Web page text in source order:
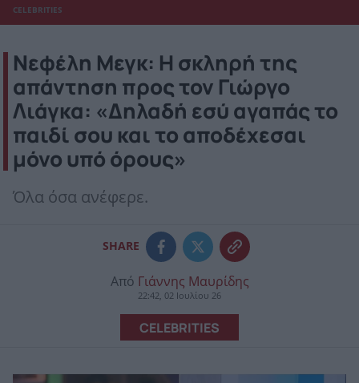
CELEBRITIES
Νεφέλη Μεγκ: Η σκληρή της
απάντηση προς τον Γιώργο
Λιάγκα: «Δηλαδή εσύ αγαπάς το
παιδί σου και το αποδέχεσαι
μόνο υπό όρους»
Όλα όσα ανέφερε.
SHARE
Από Γιάννης Μαυρίδης
22:42, 02 Ιουλίου 26
CELEBRITIES